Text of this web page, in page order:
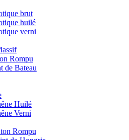
brut
huilé
verni
Rompu
de Bateau
Huilé
Verni
Rompu